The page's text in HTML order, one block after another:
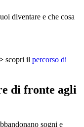
diventare e che cosa
scopri il percorso di
di fronte agli
sogni e